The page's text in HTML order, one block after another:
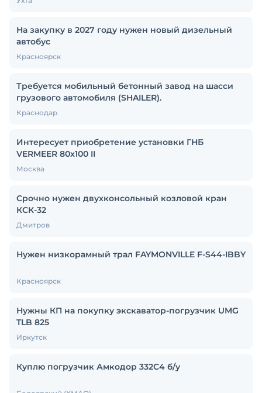
На закупку в 2027 году нужен новый дизельный
автобус
Красноярск
Требуется мобильный бетонный завод на шасси
грузового автомобиля (SHAILER).
Краснодар
Интересует приобретение установки ГНБ
VERMEER 80x100 II
Москва
Срочно нужен двухконсольный козловой кран
КСК-32
Дмитров
Нужен низкорамный трал FAYMONVILLE F-S44-IBBY
Красноярск
Нужны КП на покупку экскаватор-погрузчик UMG
TLB 825
Иркутск
Куплю погрузчик Амкодор 332С4 б/у